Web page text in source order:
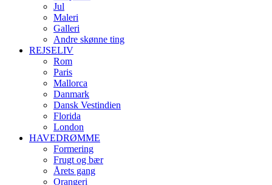
Jul
Maleri
Galleri
Andre skønne ting
REJSELIV
Rom
Paris
Mallorca
Danmark
Dansk Vestindien
Florida
London
HAVEDRØMME
Formering
Frugt og bær
Årets gang
Orangeri